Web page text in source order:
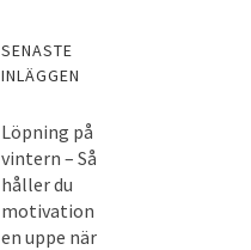
SENASTE
INLÄGGEN
Löpning på
vintern – Så
håller du
motivation
en uppe när